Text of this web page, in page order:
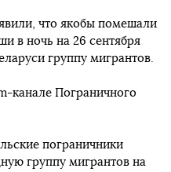
что якобы помешали
в ночь на 26 сентября
группу мигрантов.
канале Пограничного
пограничники
группу мигрантов на